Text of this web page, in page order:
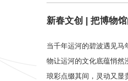
新春文创 | 把博物
当千年运河的碧波遇见马
物让运河的文化底蕴悄然
琅彩点缀其间，灵动又显